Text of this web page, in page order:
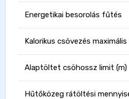
Energetikai besorolás fűtés
Kalorikus csövezés
Alaptöltet csöhossz limit (m)
Hűtőközeg rátöltési